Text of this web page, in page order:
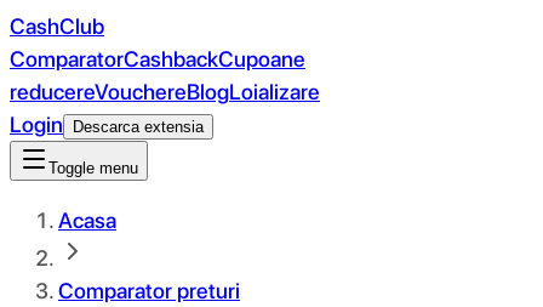
CashClub
ComparatorCashbackCupoane
reducereVouchereBlogLoializare
Login
Descarca extensia
Toggle menu
Acasa
Comparator preturi